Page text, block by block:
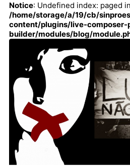
Notice: Undefined index: paged in
/home/storage/a/19/cb/
content/plugins/live-composer-
builder/modules/blog/